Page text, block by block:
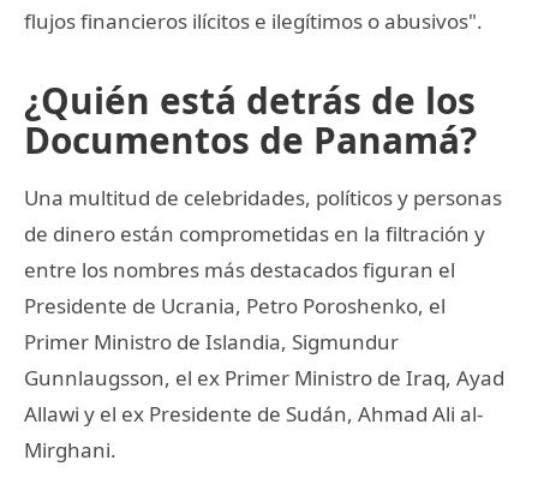
flujos financieros ilícitos e ilegítimos o abusivos".
¿Quién está detrás de los
Documentos de Panamá?
Una multitud de celebridades, políticos y personas
de dinero están comprometidas en la filtración y
entre los nombres más destacados figuran el
Presidente de Ucrania, Petro Poroshenko, el
Primer Ministro de Islandia, Sigmundur
Gunnlaugsson, el ex Primer Ministro de Iraq, Ayad
Allawi y el ex Presidente de Sudán, Ahmad Ali al-
Mirghani.